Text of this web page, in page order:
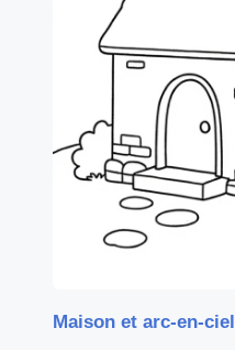
Maison et arc-en-ciel